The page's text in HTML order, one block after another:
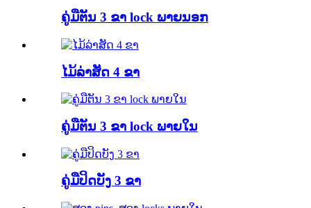
ຄູ່ມືຕັນ 3 ຂາ lock ພາຍນອກ
ໄມ້ລ່າສັດ 4 ຂາ
ຄູ່ມືຕັນ 3 ຂາ lock ພາຍໃນ
ຄູ່ມືປິດບັງ 3 ຂາ